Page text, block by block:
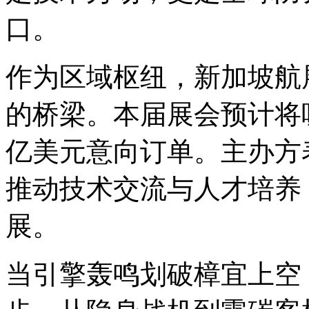
口。
作为区域枢纽，新加坡
的桥梁。本届展会预计
亿美元意向订单。主办
推动技术交流与人才培
展。
当引擎轰鸣划破樟宜上